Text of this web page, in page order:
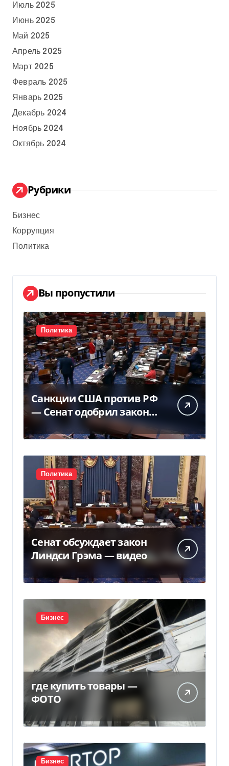
Июль 2025
Июнь 2025
Май 2025
Апрель 2025
Март 2025
Февраль 2025
Январь 2025
Декабрь 2024
Ноябрь 2024
Октябрь 2024
Рубрики
Бизнес
Коррупция
Политика
Вы пропустили
Политика
Санкции США против РФ
— Сенат одобрил закон
Грема — Фокус
Политика
Сенат обсуждает закон
Линдси Грэма — видео
Бизнес
где купить товары —
ФОТО
Бизнес